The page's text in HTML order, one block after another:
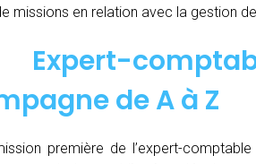
missions en relation avec la gestion
Expert-
deA à Z
première de l’expert-